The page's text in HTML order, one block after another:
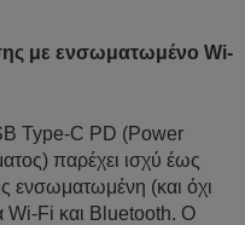
με ενσωματωμένο Wi-
Type-C PD (Power
παρέχει ισχύ έως
ενσωματωμένη (και όχι
Wi-Fi και Bluetooth. Ο